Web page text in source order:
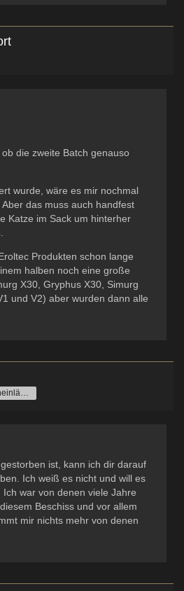
die zweite Batch genauso
wurde, wäre es mir nochmal
das muss auch handfest
Katze im Sack um hinterher
Produkten schon lange
halben noch eine große
X30, Gryphus X30, Simurg
und V2) aber wurden dann alle
norddeutscher Rheinländer
ist, kann ich dir darauf
Ich weiß es nicht und will es
war von denen viele Jahre
Beschiss und vor allem
mir nichts mehr von denen